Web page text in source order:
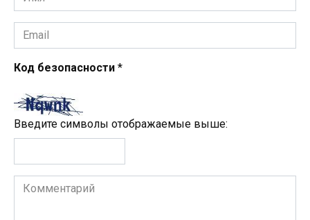
*
Email
*
Код безопасности *
Введите символы отображаемые выше:
Комментарий